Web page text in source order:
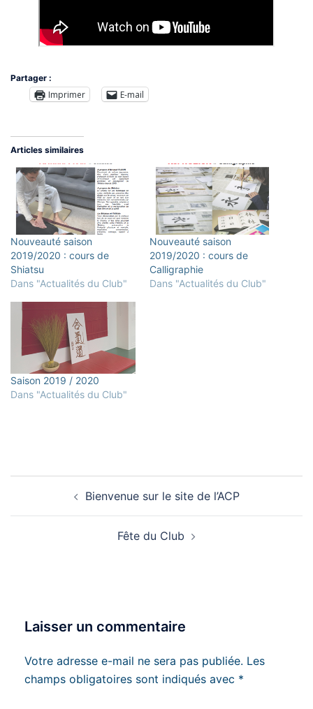
Partager :
Imprimer E-mail
Articles similaires
Nouveauté saison
2019/2020 : cours de
Shiatsu
Dans "Actualités du Club"
Nouveauté saison
2019/2020 : cours de
Calligraphie
Dans "Actualités du Club"
Saison 2019 / 2020
Dans "Actualités du Club"
d’article
Bienvenue sur le site de l’ACP
Fête du Club
Laisser un commentaire
Votre adresse e-mail ne sera pas publiée. Les
champs obligatoires sont indiqués avec *